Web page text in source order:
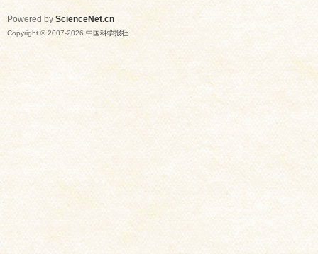
Powered by ScienceNet.cn
Copyright © 2007-2026 中国科学报社